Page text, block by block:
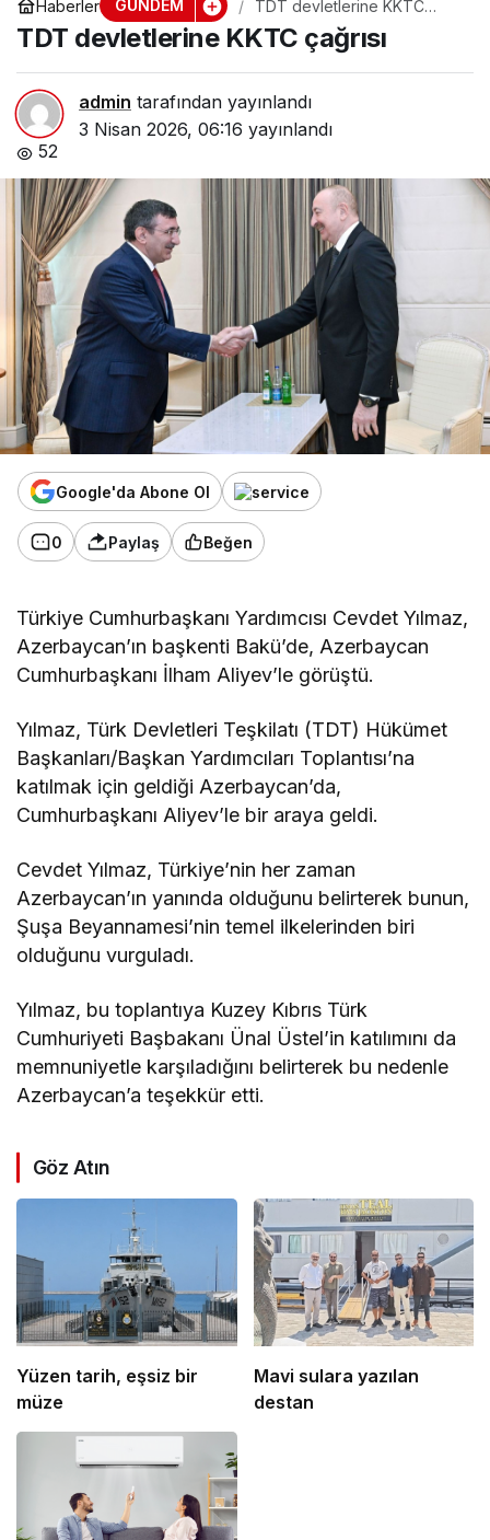
Haberler GÜNDEM
TDT devletlerine KKTC
çağrısı
TDT devletlerine KKTC çağrısı
admin tarafından yayınlandı
3 Nisan 2026, 06:16 yayınlandı
52
Google'da Abone Ol
0 Paylaş Beğen
Türkiye Cumhurbaşkanı Yardımcısı Cevdet Yılmaz,
Azerbaycan’ın başkenti Bakü’de, Azerbaycan
Cumhurbaşkanı İlham Aliyev’le görüştü.
Yılmaz, Türk Devletleri Teşkilatı (TDT) Hükümet
Başkanları/Başkan Yardımcıları Toplantısı’na
katılmak için geldiği Azerbaycan’da,
Cumhurbaşkanı Aliyev’le bir araya geldi.
Cevdet Yılmaz, Türkiye’nin her zaman
Azerbaycan’ın yanında olduğunu belirterek bunun,
Şuşa Beyannamesi’nin temel ilkelerinden biri
olduğunu vurguladı.
Yılmaz, bu toplantıya Kuzey Kıbrıs Türk
Cumhuriyeti Başbakanı Ünal Üstel’in katılımını da
memnuniyetle karşıladığını belirterek bu nedenle
Azerbaycan’a teşekkür etti.
Göz Atın
Yüzen tarih, eşsiz bir
müze
Mavi sulara yazılan
destan